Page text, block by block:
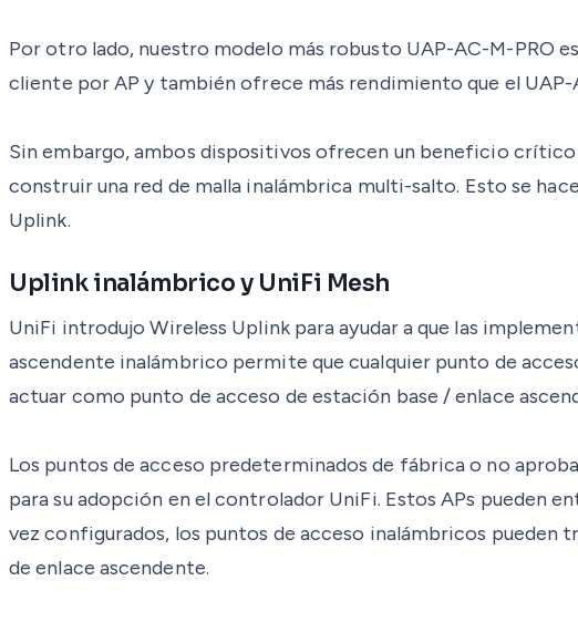
Por otro lado, nuestro modelo más robusto UAP-AC-M-PRO
cliente por AP y también ofrece más rendimiento que el UAP-
Sin embargo, ambos dispositivos ofrecen un beneficio crítico
construir una red de malla inalámbrica multi-salto. Esto se
Uplink.
Uplink inalámbrico y UniFi Mesh
UniFi introdujo Wireless Uplink para ayudar a que las
ascendente inalámbrico permite que cualquier punto de
actuar como punto de acceso de estación base / enlace
Los puntos de acceso predeterminados de fábrica o no
para su adopción en el controlador UniFi. Estos APs pueden
vez configurados, los puntos de acceso inalámbricos
de enlace ascendente.